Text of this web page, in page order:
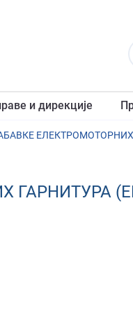
и дирекције
ГАРНИТУРА